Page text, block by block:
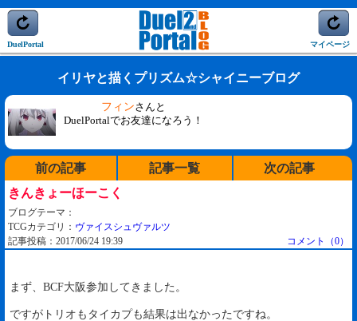
DuelPortal マイページ
イリヤと描くプリズム☆シャイニーブログ
フィンさんと
DuelPortalでお友達になろう！
前の記事 記事一覧
次の記事
きんきょーほーこく
ブログテーマ：
TCGカテゴリ： ヴァイスシュヴァルツ
記事投稿：2017/06/24 19:39
コメント（0）
まず、BCF大阪参加してきました。
ですがトリオもタイカプも結果は出なかったですね。